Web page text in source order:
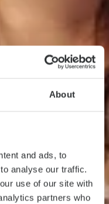
About
and ads, to
analyse our traffic.
use of our site with
partners who